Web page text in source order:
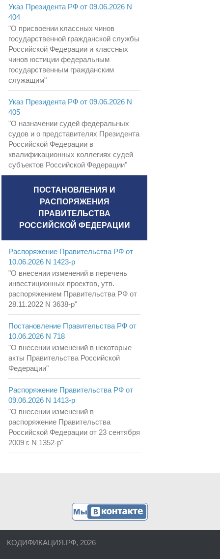
Указ Президента РФ от 09.06.2026 N
404
"О присвоении классных чинов
государственной гражданской службы
Российской Федерации и классных
чинов юстиции федеральным
государственным гражданским
служащим"
Указ Президента РФ от 09.06.2026 N
405
"О назначении судей федеральных
судов и о представителях Президента
Российской Федерации в
квалификационных коллегиях судей
субъектов Российской Федерации"
ПОСТАНОВЛЕНИЯ И
РАСПОРЯЖЕНИЯ
ПРАВИТЕЛЬСТВА
РОССИЙСКОЙ ФЕДЕРАЦИИ
Распоряжение Правительства РФ от
10.06.2026 N 1423-р
"О внесении изменений в перечень
инвестиционных проектов, утв.
распоряжением Правительства РФ от
28.11.2022 N 3638-р"
Постановление Правительства РФ от
10.06.2026 N 718
"О внесении изменений в некоторые
акты Правительства Российской
Федерации"
Распоряжение Правительства РФ от
09.06.2026 N 1413-р
"О внесении изменений в
распоряжение Правительства
Российской Федерации от 23 сентября
2009 г. N 1352-р"
КОДИФИКАЦИЯ.РФ, 2026